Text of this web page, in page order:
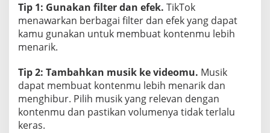
Tip 1: Gunakan filter dan efek. TikTok
menawarkan berbagai filter dan efek yang dapat
kamu gunakan untuk membuat kontenmu lebih
menarik.
Tip 2: Tambahkan musik ke videomu. Musik
dapat membuat kontenmu lebih menarik dan
menghibur. Pilih musik yang relevan dengan
kontenmu dan pastikan volumenya tidak terlalu
keras.